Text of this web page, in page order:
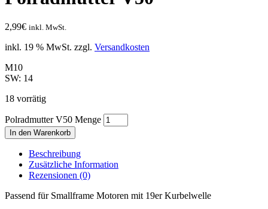
2,99€ inkl. MwSt.
inkl. 19 % MwSt. zzgl. Versandkosten
M10
SW: 14
18 vorrätig
Polradmutter V50 Menge
In den Warenkorb
Beschreibung
Zusätzliche Information
Rezensionen (0)
Passend für Smallframe Motoren mit 19er Kurbelwelle